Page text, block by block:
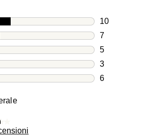
10
10
7
7
5
5
3
3
6